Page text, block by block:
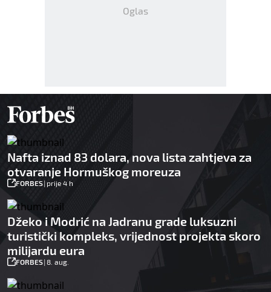
Oglas
Nafta iznad 83 dolara, nova lista zahtjeva za
otvaranje Hormuškog moreuza
FORBES| prije 4 h
Džeko i Modrić na Jadranu grade luksuzni
turistički kompleks, vrijednost projekta skoro
milijardu eura
FORBES|8. aug.